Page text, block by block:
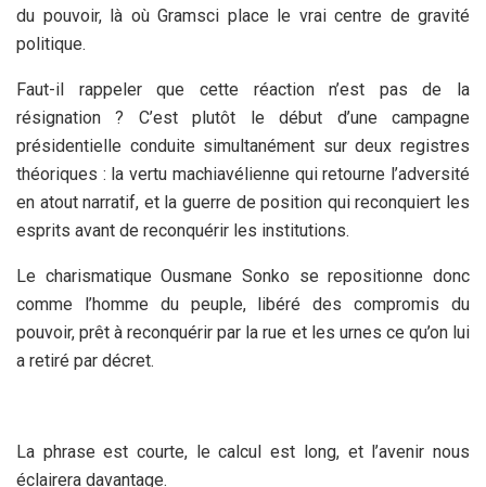
du pouvoir, là où Gramsci place le vrai centre de gravité
politique.
Faut-il rappeler que cette réaction n’est pas de la
résignation ? C’est plutôt le début d’une campagne
présidentielle conduite simultanément sur deux registres
théoriques : la vertu machiavélienne qui retourne l’adversité
en atout narratif, et la guerre de position qui reconquiert les
esprits avant de reconquérir les institutions.
Le charismatique Ousmane Sonko se repositionne donc
comme l’homme du peuple, libéré des compromis du
pouvoir, prêt à reconquérir par la rue et les urnes ce qu’on lui
a retiré par décret.
La phrase est courte, le calcul est long, et l’avenir nous
éclairera davantage.